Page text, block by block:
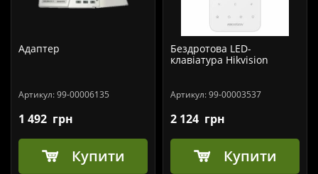
Адаптер
Артикул:99-00006135
1 492 грн
Купити
Бездротова LED-
клавіатура Hikvision
Артикул:99-00003537
2 124 грн
Купити